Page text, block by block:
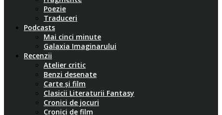
Poezie
Traduceri
Podcasts
Mai cinci minute
Galaxia Imaginarului
Recenzii
Atelier critic
Benzi desenate
Carte și film
Clasicii Literaturii Fantasy
Cronici de jocuri
Cronici de film